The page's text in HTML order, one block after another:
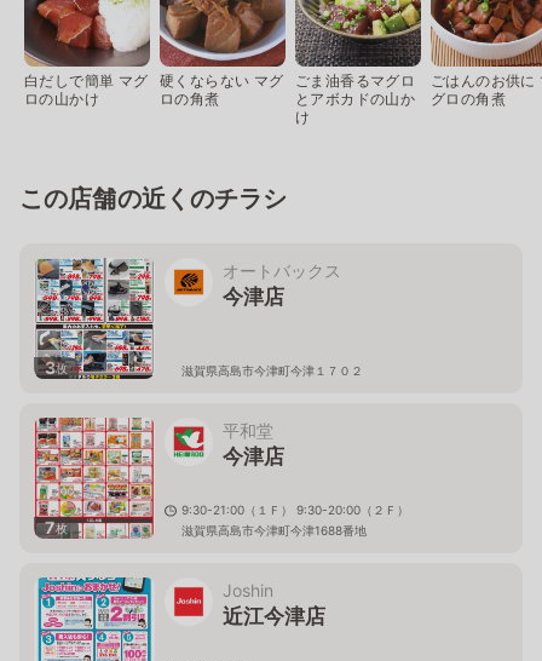
白だしで簡単 マグ
ロの山かけ
硬くならない マグ
ロの角煮
ごま油香るマグロ
とアボカドの山か
け
ごはんのお供に
グロの角煮
この店舗の近くのチラシ
3枚
オートバックス
今津店
滋賀県高島市今津町今津１７０２
7枚
平和堂
今津店
9:30-21:00（１Ｆ） 9:30-20:00（２Ｆ）
滋賀県高島市今津町今津1688番地
Joshin
近江今津店